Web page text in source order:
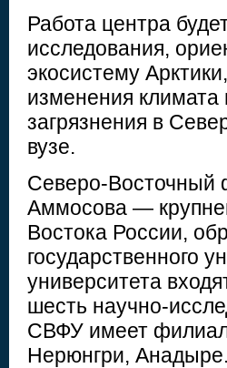
Работа центра
исследования,
экосистему
изменения климата
загрязнения в
вузе.
Северо-Восточный
Аммосова —
Востока России,
государственного
университета
шесть научно-
СВФУ имеет
Нерюнгри, Анадыре.